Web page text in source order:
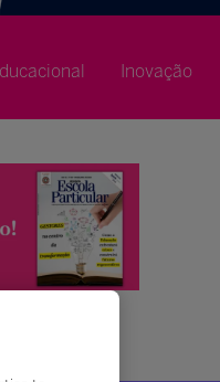
Inovação